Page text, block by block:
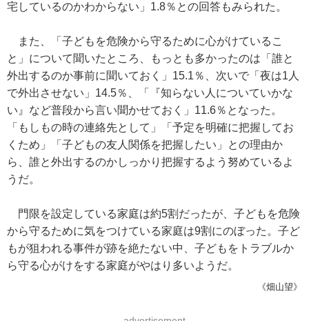
宅しているのかわからない」1.8％との回答もみられた。
また、「子どもを危険から守るために心がけているこ
と」について聞いたところ、もっとも多かったのは「誰と
外出するのか事前に聞いておく」15.1％、次いで「夜は1人
で外出させない」14.5％、「『知らない人についていかな
い』など普段から言い聞かせておく」11.6％となった。
「もしもの時の連絡先として」「予定を明確に把握してお
くため」「子どもの友人関係を把握したい」との理由か
ら、誰と外出するのかしっかり把握するよう努めているよ
うだ。
門限を設定している家庭は約5割だったが、子どもを危険
から守るために気をつけている家庭は9割にのぼった。子ど
もが狙われる事件が跡を絶たない中、子どもをトラブルか
ら守る心がけをする家庭がやはり多いようだ。
《畑山望》